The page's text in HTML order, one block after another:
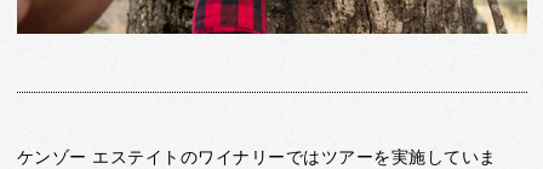
ケンゾー エステイトのワイナリーではツアーを実施していま